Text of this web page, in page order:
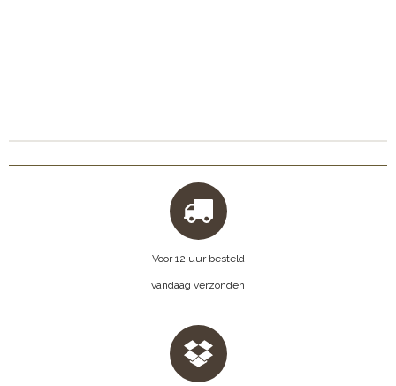
Voor 12 uur besteld
vandaag verzonden